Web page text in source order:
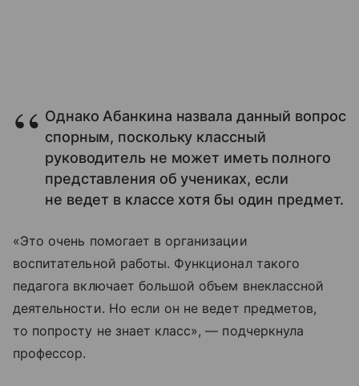
Однако Абанкина назвала данный вопрос
спорным, поскольку классный
руководитель не может иметь полного
представления об учениках, если
не ведет в классе хотя бы один предмет.
«Это очень помогает в организации
воспитательной работы. Функционал такого
педагога включает большой объем внеклассной
деятельности. Но если он не ведет предметов,
то попросту не знает класс», — подчеркнула
профессор.